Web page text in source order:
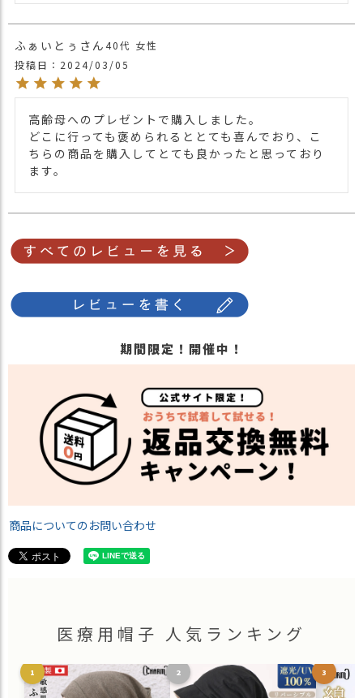
ふぁいとぅ 40代 女性
投稿日
2024/03/05
高齢母へのプレゼントで購入しました。
どこに行っても褒められるととても喜んでおり、こ
ちらの商品を購入してとても良かったと思っており
期間限定！開催中！
商品についてのお問い合わせ
医療用帽子 人気ランキング
1 2 3